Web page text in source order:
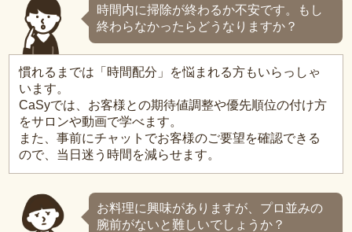
時間内に掃除が終わるか不安です。もし
終わらなかったらどうなりますか？
慣れるまでは「時間配分」を悩まれる方もいらっしゃ
います。
CaSyでは、お客様との期待値調整や優先順位の付け方
をサロンや動画で学べます。
また、事前にチャットでお客様のご要望を確認できる
ので、当日迷う時間を減らせます。
お料理に興味がありますが、プロ並みの
腕前がないと難しいでしょうか？